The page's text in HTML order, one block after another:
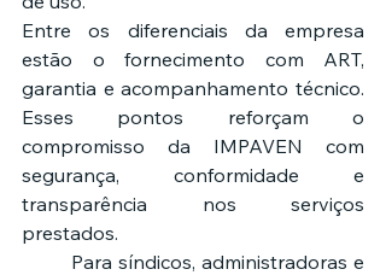
Entre os diferenciais da empresa
estão o fornecimento com ART,
garantia e acompanhamento técnico.
Esses pontos reforçam o
compromisso da IMPAVEN com
segurança, conformidade e
transparência nos serviços
prestados.